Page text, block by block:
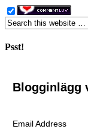
Psst!
Blogginlägg
Email Address